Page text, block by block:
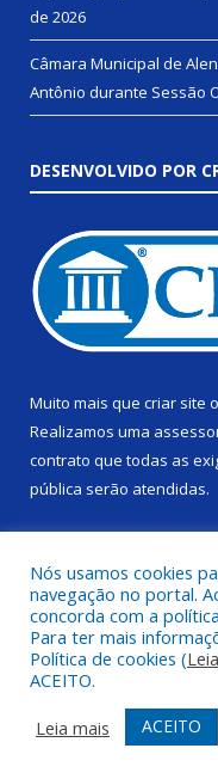
de 2026
Câmara Municipal de
Antônio durante Sessão
DESENVOLVIDO POR
Muito mais que criar site
Realizamos uma
contrato que todas as
pública serão atendidas.
Todos os direitos
Mapa do Site
Acessar Webmail
Nós usamos cookies
navegação no portal.
concorda com a
Para ter mais
Política de cookies (
ACEITO.
Leia mais
ACEITO